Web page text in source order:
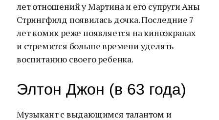
лет отношений у Мартина и его супруги Аны
Стрингфилд появилась дочка. Последние 7
лет комик реже появляется на киноэкранах
и стремится больше времени уделять
воспитанию своего ребенка.
Элтон Джон (в 63 года)
Музыкант с выдающимся талантом и